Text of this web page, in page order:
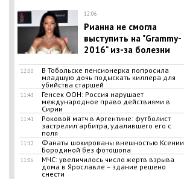
12:06
Рианна не смогла
выступить на "Grammy-
2016" из-за болезни
12:00
В Тобольске пенсионерка попросила
младшую дочь подыскать киллера для
убийства старшей
11:43
Генсек ООН: Россия нарушает
международное право действиями в
Сирии
11:41
Роковой матч в Аргентине: футболист
застрелил арбитра, удалившего его с
поля
11:12
Фанаты шокированы внешностью Ксении
Бородиной без фотошопа
11:06
МЧС: увеличилось число жертв взрыва
дома в Ярославле – здание решено
снести